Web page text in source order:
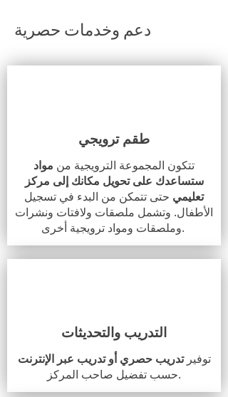
دعم وخدمات حصرية
طقم ترويجي
تتكون المجموعة الترويجية من مواد
ستساعدك على تحويل مكانك إلى مركز
تعليمي حتى تتمكن من البدء في تسجيل
الأطفال. وتشمل ملصقات ولافتات ونشرات
وملصقات ومواد ترويجية أخرى.
التدريب والتحديثات
توفيرتدريب حصري أو تدريب عبر الإنترنت
حسب تفضيل صاحب المركز.